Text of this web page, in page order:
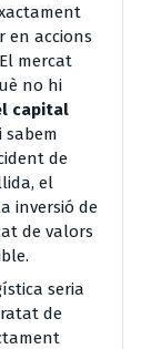
en accions
mercat
no hi
capital
sabem
de
el
inversió de
de valors
seria
de